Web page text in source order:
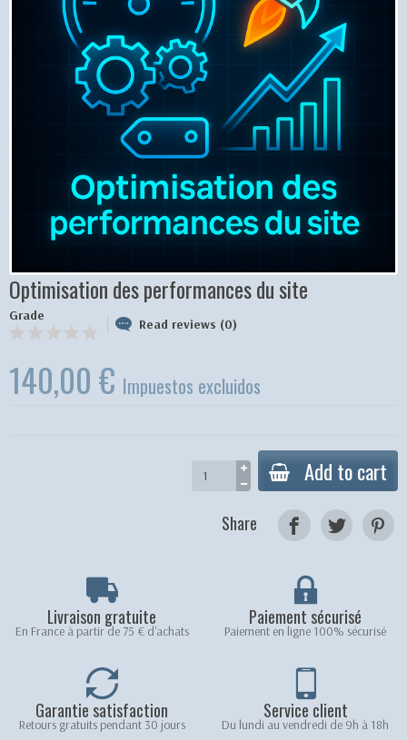
Optimisation des performances du site
Grade
Read reviews (0)
140,00 € Impuestos excluidos
Add to cart
Share
Livraison gratuite
En France à partir de 75 € d'achats
Paiement sécurisé
Paiement en ligne 100% sécurisé
Garantie satisfaction
Retours gratuits pendant 30 jours
Service client
Du lundi au vendredi de 9h à 18h